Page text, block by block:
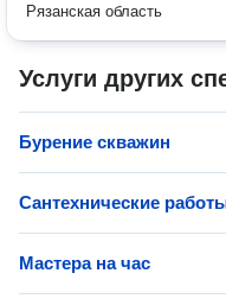
Рязанская область
Услуги других
Бурение скважин
Сантехнические
Мастера на час